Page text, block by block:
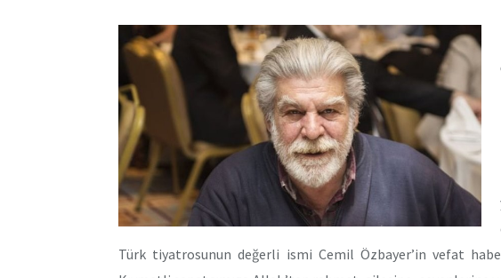
Türk tiyatrosunun değerli ismi Cemil Özbayer’in vefat